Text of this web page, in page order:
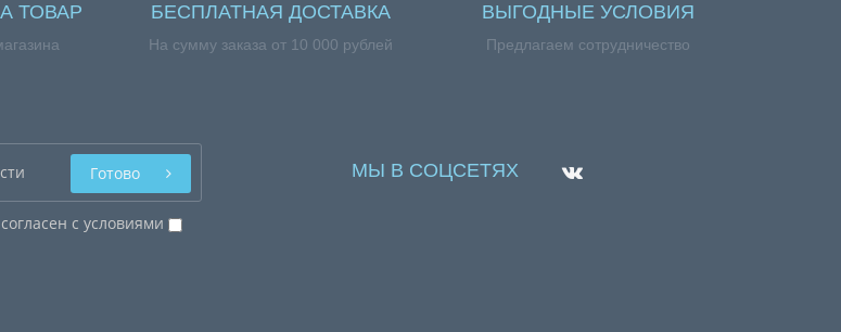
ТОВАР БЕСПЛАТНАЯ ДОСТАВКА
На сумму заказа от 10 000 рублей
ВЫГОДНЫЕ УСЛОВИЯ
Предлагаем сотрудничество
с условиями
Готово МЫ В СОЦСЕТЯХ